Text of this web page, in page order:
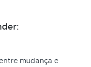
mudança e